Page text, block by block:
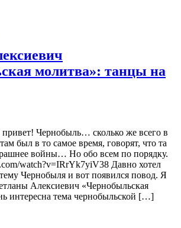
молитва»: танцы на
Чернобыль… сколько же всего в
был в то самое время, говорят, что та
войны… Но обо всем по порядку.
watch?v=IRrYk7yiV38 Давно хотел
Чернобыля и вот появился повод. Я
Алексиевич «Чернобыльская
интересна тема чернобыльской […]